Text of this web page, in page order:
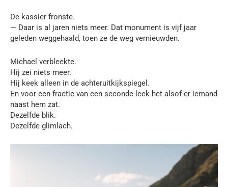
De kassier fronste.
— Daar is al jaren niets meer. Dat monument is vijf jaar
geleden weggehaald, toen ze de weg vernieuwden.
Michael verbleekte.
Hij zei niets meer.
Hij keek alleen in de achteruitkijkspiegel.
En voor een fractie van een seconde leek het alsof er iemand
naast hem zat.
Dezelfde blik.
Dezelfde glimlach.